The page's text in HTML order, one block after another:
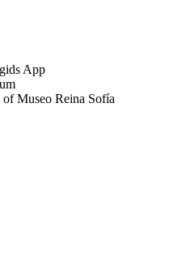
App
Museo Reina Sofía